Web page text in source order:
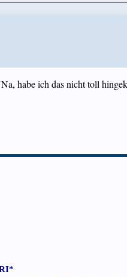
habe ich das nicht toll